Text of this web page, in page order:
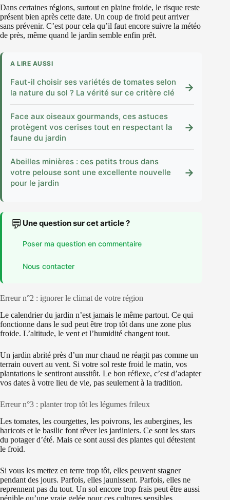
Dans certaines régions, surtout en plaine froide, le risque reste
présent bien après cette date. Un coup de froid peut arriver
sans prévenir. C’est pour cela qu’il faut encore suivre la météo
de près, même quand le jardin semble enfin prêt.
A LIRE AUSSI
Faut-il choisir ses variétés de tomates selon
la nature du sol ? La vérité sur ce critère clé
→
Face aux oiseaux gourmands, ces astuces
protègent vos cerises tout en respectant la
faune du jardin
→
Abeilles minières : ces petits trous dans
votre pelouse sont une excellente nouvelle
pour le jardin
→
💬 Une question sur cet article ?
Poser ma question en commentaire
Nous contacter
Erreur n°2 : ignorer le climat de votre région
Le calendrier du jardin n’est jamais le même partout. Ce qui
fonctionne dans le sud peut être trop tôt dans une zone plus
froide. L’altitude, le vent et l’humidité changent tout.
Un jardin abrité près d’un mur chaud ne réagit pas comme un
terrain ouvert au vent. Si votre sol reste froid le matin, vos
plantations le sentiront aussitôt. Le bon réflexe, c’est d’adapter
vos dates à votre lieu de vie, pas seulement à la tradition.
Erreur n°3 : planter trop tôt les légumes frileux
Les tomates, les courgettes, les poivrons, les aubergines, les
haricots et le basilic font rêver les jardiniers. Ce sont les stars
du potager d’été. Mais ce sont aussi des plantes qui détestent
le froid.
Si vous les mettez en terre trop tôt, elles peuvent stagner
pendant des jours. Parfois, elles jaunissent. Parfois, elles ne
reprennent pas du tout. Un sol encore trop frais peut être aussi
pénible qu’une vraie gelée pour ces cultures sensibles.